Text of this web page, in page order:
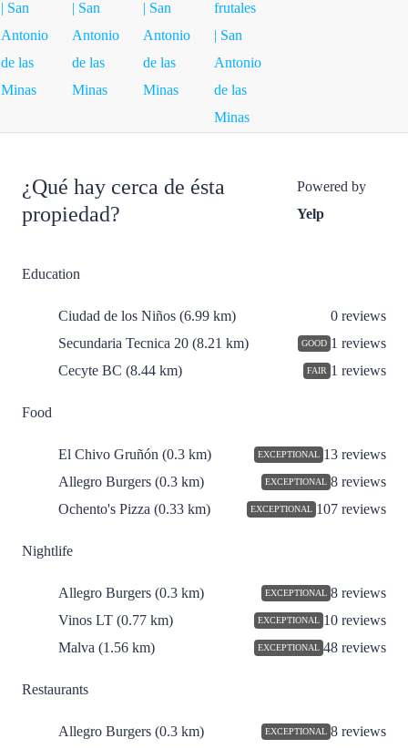
¿Qué hay cerca de ésta
propiedad?
Powered by
Yelp
Education
Ciudad de los Niños (6.99 km)
0 reviews
Secundaria Tecnica 20 (8.21 km) GOOD 1 reviews
Cecyte BC (8.44 km) FAIR 1 reviews
Food
El Chivo Gruñón (0.3 km) EXCEPTIONAL 13 reviews
Allegro Burgers (0.3 km) EXCEPTIONAL 8 reviews
Ochento's Pizza (0.33 km) EXCEPTIONAL 107 reviews
Nightlife
Allegro Burgers (0.3 km) EXCEPTIONAL 8 reviews
Vinos LT (0.77 km) EXCEPTIONAL 10 reviews
Malva (1.56 km) EXCEPTIONAL 48 reviews
Restaurants
Allegro Burgers (0.3 km) EXCEPTIONAL 8 reviews